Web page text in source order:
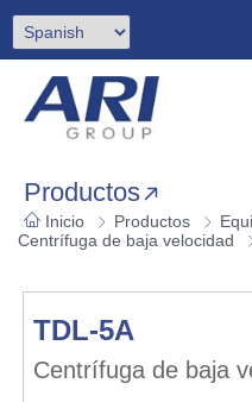
Productos
Inicio Productos
Centrífuga de baja velocidad
TDL-5A
Centrífuga de baja